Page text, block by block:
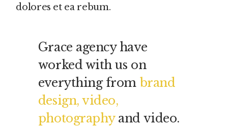
dolores et ea rebum.
Grace agency have
worked with us on
everything from brand
design, video,
photographyand video.